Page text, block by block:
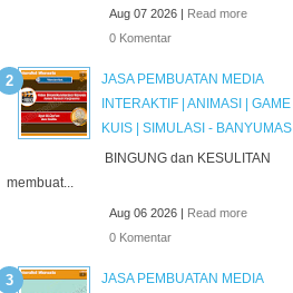
Aug 07 2026 | Read more
0 Komentar
JASA PEMBUATAN MEDIA
INTERAKTIF | ANIMASI | GAME |
KUIS | SIMULASI - BANYUMAS
BINGUNG dan KESULITAN
membuat...
Aug 06 2026 | Read more
0 Komentar
JASA PEMBUATAN MEDIA